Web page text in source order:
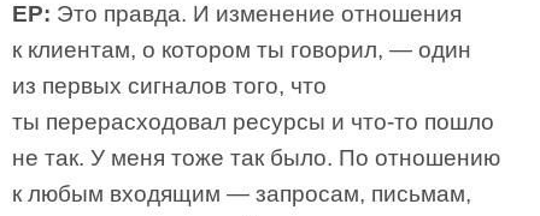
ЕР: Это правда. И изменение отношения
к клиентам, о котором ты говорил, — один
из первых сигналов того, что
ты перерасходовал ресурсы и что-то пошло
не так. У меня тоже так было. По отношению
к любым входящим — запросам, письмам,